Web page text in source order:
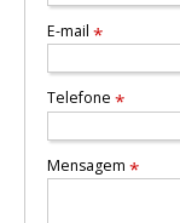
E-mail *
Telefone *
Mensagem *